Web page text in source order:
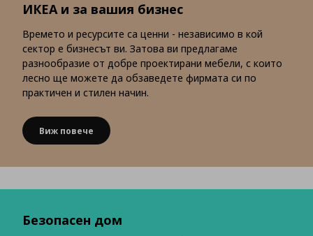
ИКЕА и за вашия бизнес
Времето и ресурсите са ценни - независимо в кой
сектор е бизнесът ви. Затова ви предлагаме
разнообразие от добре проектирани мебели, с които
лесно ще можете да обзаведете фирмата си по
практичен и стилен начин.
Виж повече
Безопасен дом